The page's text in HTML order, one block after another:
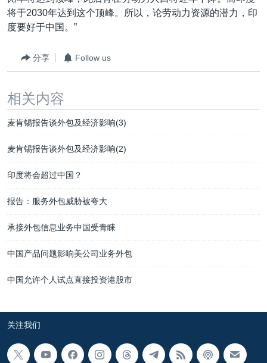
将于2030年达到这个顶峰。所以，论劳动力资源的潜力，印
度要好于中国。”
分享 Follow us
相关内容
麦肯锡报告谈外包及经济影响(3)
麦肯锡报告谈外包及经济影响(2)
印度将会超过中国？
报告：服务外包威胁被夸大
承接外包信息业务中国受青睐
中国产品问题影响美公司业务外包
中国允许个人试点直接投资港股市
关注我们